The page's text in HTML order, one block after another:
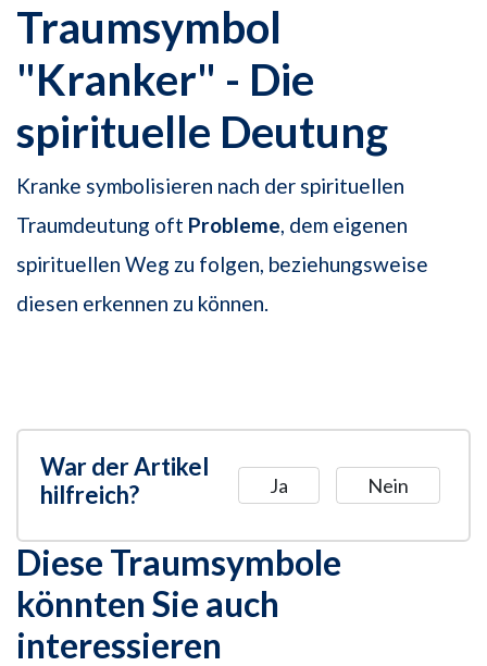
Traumsymbol
"Kranker" - Die
spirituelle Deutung
Kranke symbolisieren nach der spirituellen
Traumdeutung oft Probleme, dem eigenen
spirituellen Weg zu folgen, beziehungsweise
diesen erkennen zu können.
War der Artikel
hilfreich?
Ja Nein
Diese Traumsymbole
könnten Sie auch
interessieren